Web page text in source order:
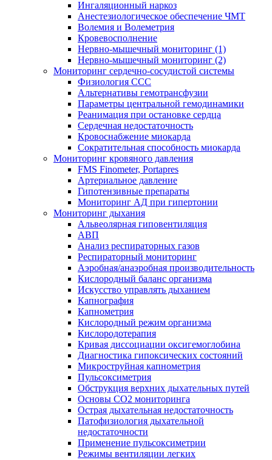
Ингаляционный наркоз
Анестезиологическое обеспечение ЧМТ
Волемия и Волеметрия
Кровевосполнение
Нервно-мышечный мониторинг (1)
Нервно-мышечный мониторинг (2)
Мониторинг сердечно-сосудистой системы
Физиология ССС
Альтернативы гемотрансфузии
Параметры центральной гемодинамики
Реанимация при остановке сердца
Сердечная недостаточность
Кровоснабжение миокарда
Сократительная способность миокарда
Мониторинг кровяного давления
FMS Finometer, Portapres
Артериальное давление
Гипотензивные препараты
Мониторинг АД при гипертонии
Мониторинг дыхания
Альвеолярная гиповентиляция
АВП
Анализ респираторных газов
Респираторный мониторинг
Аэробная/анаэробная производительность
Кислородный баланс организма
Искусство управлять дыханием
Капнография
Капнометрия
Кислородный режим организма
Кислородотерапия
Кривая диссоциации оксигемоглобина
Диагностика гипоксических состояний
Микроструйная капнометрия
Пульсоксиметрия
Обструкция верхних дыхательных путей
Основы СО2 мониторинга
Острая дыхательная недостаточность
Патофизиология дыхательной
недостаточности
Применение пульсоксиметрии
Режимы вентиляции легких